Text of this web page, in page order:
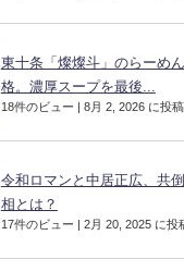
東十条「燦燦斗」のらーめ
格。濃厚スープを最後...
18件のビュー | 8月 2, 2026 に投
令和ロマンと中居正広、共
相とは？
17件のビュー | 2月 20, 2025 に投